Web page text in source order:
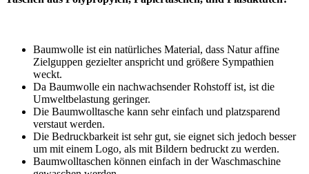
Baumwolle ist ein natürliches Material, dass Natur affine
Zielguppen gezielter anspricht und größere Sympathien
weckt.
Da Baumwolle ein nachwachsender Rohstoff ist, ist die
Umweltbelastung geringer.
Die Baumwolltasche kann sehr einfach und platzsparend
verstaut werden.
Die Bedruckbarkeit ist sehr gut, sie eignet sich jedoch besser
um mit einem Logo, als mit Bildern bedruckt zu werden.
Baumwolltaschen können einfach in der Waschmaschine